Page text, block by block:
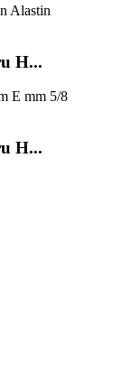
H...
E mm 5/8
H...